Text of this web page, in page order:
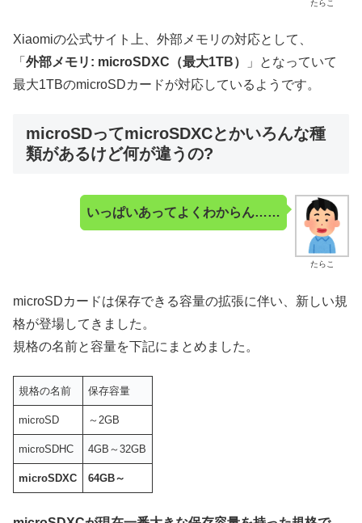
たらこ
Xiaomiの公式サイト上、外部メモリの対応として、
「 外部メモリ: microSDXC（最大1TB）
」となっていて
最大1TBのmicroSDカードが対応しているようです。
microSDってmicroSDXCとかいろんな種
類があるけど何が違うの?
たらこ
いっぱいあってよくわからん……
microSDカードは保存できる容量の拡張に伴い、新しい規
格が登場してきました。
規格の名前と容量を下記にまとめました。
規格の名前 保存容量
microSD ～2GB
microSDHC 4GB～32GB
microSDXC 64GB～